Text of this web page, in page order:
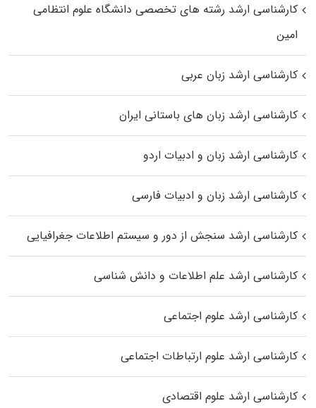
کارشناسی ارشد رﺷﺘﻪ ﻫﺎی تخصصی داﻧﺸﮕﺎه ﻋﻠﻮم انتظامی
اﻣﻴﻦ
کارشناسی ارشد زبان عربی
کارشناسی ارشد زبان‌ های باستانی ایران
کارشناسی ارشد زبان و ادبیات اردو
کارشناسی ارشد زبان و ادبیات فارسی
کارشناسی ارشد سنجش از دور و سیستم اطلاعات جغرافیایی
کارشناسی ارشد علم اطلاعات و دانش شناسی
کارشناسی ارشد علوم اجتماعی
کارشناسی ارشد علوم ارتباطات اجتماعی
کارشناسی ارشد علوم اقتصادی